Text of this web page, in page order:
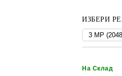
ИЗБЕРИ
На Склад